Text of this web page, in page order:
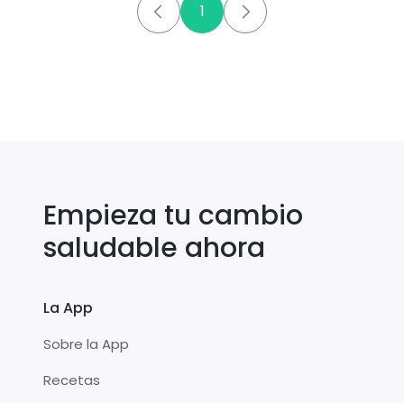
1
Empieza tu cambio
saludable ahora
La App
Sobre la App
Recetas